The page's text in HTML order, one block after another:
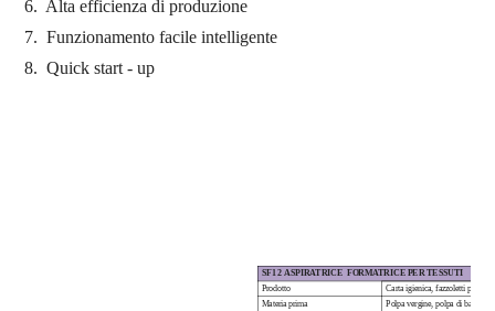
6. Alta efficienza di produzione
7.Funzionamento facile intelligente
8.Quick start-up
SF12ASPIRATRICE FORMATRICE PER TESSUTI
Prodotto
Carta igienica, fazzoletti per il
Materia prima Polpa vergine, polpa di bambù,